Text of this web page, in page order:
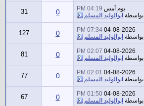
يوم أمس 04:19 PM
بواسطة ابوالوليد المسلم 0
31
04-08-2026
07:34 PM
بواسطة ابوالوليد المسلم 0
127
04-08-2026
02:07 PM
بواسطة ابوالوليد المسلم 0
81
04-08-2026
02:01 PM
بواسطة ابوالوليد المسلم 0
77
04-08-2026
01:50 PM
بواسطة ابوالوليد المسلم 0
67